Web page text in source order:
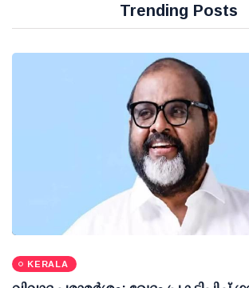
Trending Posts
KERALA